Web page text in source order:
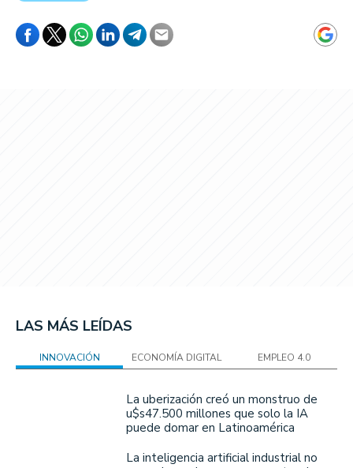
LAS MÁS LEÍDAS
INNOVACIÓN ECONOMÍA DIGITAL EMPLEO 4.0
La uberización creó un monstruo de
u$s47.500 millones que solo la IA
puede domar en Latinoamérica
La inteligencia artificial industrial no